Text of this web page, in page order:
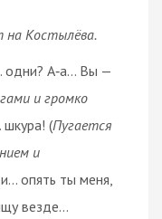
на Костылёва.
одни? А‑а… Вы —
и громко
(Пугается
и
опять ты меня,
везде…